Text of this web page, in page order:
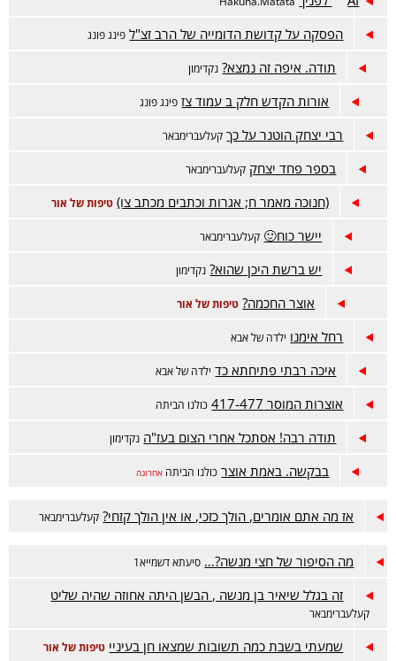
הפסקה על קדושת הדומייה של הרב זצ"ל פינג פונג
תודה. איפה זה נמצא? נקדימון
אורות הקדש חלק ב עמוד צז פינג פונג
רבי יצחק הוטנר על כך קעלעברימבאר
בספר פחד יצחק קעלעברימבאר
(חנוכה מאמר ח; אגרות וכתבים מכתב צו) טיפות של אור
יישר כוח🙂 קעלעברימבאר
יש ברשת היכן שהוא? נקדימון
אוצר החכמה? טיפות של אור
רחל אימנו ילדה של אבא
איכה רבתי פתיחתא כד ילדה של אבא
אוצרות המוסר 417-477 כולנו הביתה
תודה רבה! אסתכל אחרי הצום בעז"ה נקדימון
בבקשה. באמת אוצר כולנו הביתה אחרונה
אז מה אתם אומרים, הולך כזכי, או אין הולך קזחי? קעלעברימבאר
מה הסיפור של חצי מנשה?… סיעתא דשמייא1
זה בגלל שיאיר בן מנשה , הבשן היתה אחוזה שהיה שליט
קעלעברימבאר
שמעתי בשבת כמה תשובות שמצאו חן בעיניי טיפות של אור